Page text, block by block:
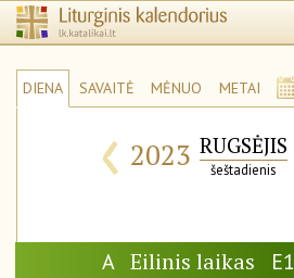
DIENA SAVAITĖ MĖNUO METAI
‹ 2023 RUGSĖJIS
šeštadienis
A Eilinis laikas E1